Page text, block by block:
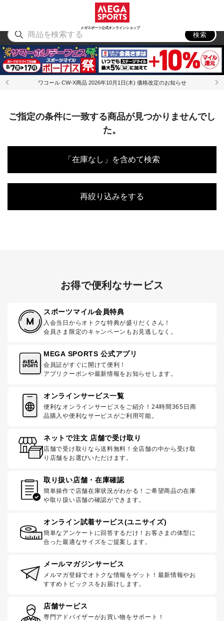
メガスポーツ公式オンラインショップ
アウトドア
検索
ワコール CW-X商品 2026年10月1日(木) 価格改定のお知らせ
ご指定の条件に一致する商品が見つかりませんでし
た。
「在庫なし」を含めて検索
再絞り込みをする
お得で便利なサービス
スポーツマイル会員特典
入会当日からオトクな特典が盛りだくさん！
会員さま限定のキャンペーンもお見逃しなく。
MEGA SPORTS 公式アプリ
会員証がすぐに開けて便利！
アプリクーポンや最新情報をお知らせします。
オンラインサービス一覧
便利なオンラインサービスをご紹介！24時間365日商
品購入や便利なサービスがご利用可能。
ネットで注文 店舗で受け取り
店舗で受け取りなら送料無料！全店舗の中から受け取
り店舗をお選びいただけます。
取り扱い店舗・在庫確認
簡単操作で店舗在庫状況がわかる！ご希望商品の在庫
や取り扱い店舗の確認ができます。
オンライン試着サービス(ユニサイズ)
簡単なアンケートに回答するだけ！お客さまの体型に
合った最適なサイズをご提案します。
メールマガジンサービス
メルマガ登録でオトクな情報をゲット！最新情報やお
すすめトピックスをお届けします。
店舗サービス
専門アドバイザーがお買い物をサポート！